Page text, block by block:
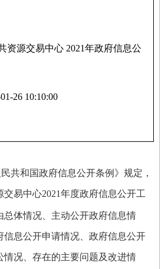
资源交易中心 2021年政府信息公
26 10:10:00
共和国政府信息公开条例》 规定，
交易中心2021年度政府信息公开工
总体情况、主动公开政府信息情
信息公开申请情况、政府信息公开
情况、存在的主要问题及改进情